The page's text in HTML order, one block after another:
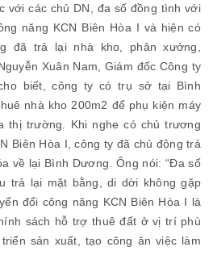
với các chủ DN, đa số đồng tình với
năng KCN Biên Hòa I và hiện có
đã trả lại nhà kho, phân xưởng,
Xuân Nam, Giám đốc Công ty
biết, công ty có trụ sở tại Bình
nhà kho 200m2 để phụ kiện máy
thị trường. Khi nghe có chủ trương
Biên Hòa I, công ty đã chủ động trả
về lại Bình Dương. Ông nói: “Đa số
trả lại mặt bằng, di dời không gặp
đổi công năng KCN Biên Hòa I là
sách hỗ trợ thuê đất ở vị trí phù
sản xuất, tạo công ăn việc làm